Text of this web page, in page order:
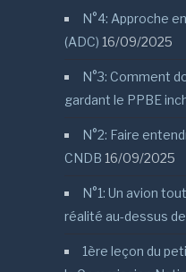
N°4: Approche
(ADC) 16/09/2025
N°3: Comment
gardant le PPBE
N°2: Faire
CNDB 16/09/2025
N°1: Un avion
réalité au-dessus
1ère leçon du